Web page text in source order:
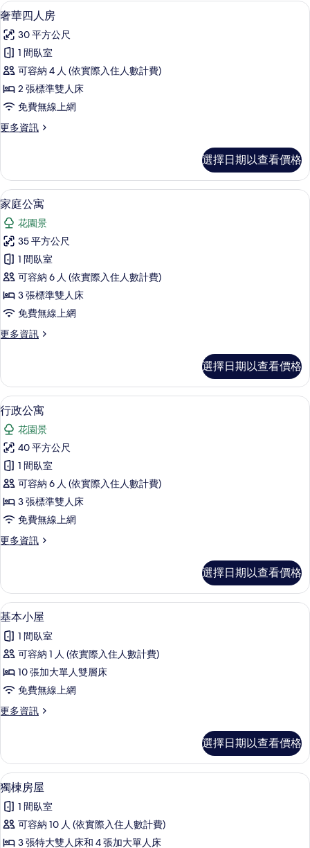
情
顯
示
奢
華
四
人
的
有
相
片
書桌、遮光布/窗簾、免費無線上網、
16
奢華四人房
30 平方公尺
1 間臥室
可容納 4 人 (依實際入住人數計費)
2 張標準雙人床
免費無線上網
更多資訊
更
四
人
房
的
詳
情
選擇日期以查看價格
顯
示
家
庭
公
寓
的
有
片
家庭公寓 | 浴室 | 淋浴設備、免費盥洗
13
家庭公寓
花園景
35 平方公尺
1 間臥室
可容納 6 人 (依實際入住人數計費)
3 張標準雙人床
免費無線上網
更多資訊
更
公
寓
的
詳
情
選擇日期以查看價格
顯
示
行
政
公
寓
的
有
片
行政公寓 | 書桌、遮光布/窗簾、免費
19
行政公寓
花園景
40 平方公尺
1 間臥室
可容納 6 人 (依實際入住人數計費)
3 張標準雙人床
免費無線上網
更多資訊
更
公
寓
的
情
選擇日期以查看價格
顯
示
基
本
小
的
有
相
片
基本小屋 | 書桌、遮光布/窗簾、免費
11
基本小屋
1 間臥室
可容納 1 人 (依實際入住人數計費)
10 張加大單人雙層床
免費無線上網
更多資訊
更
小
屋
的
情
選擇日期以查看價格
顯
示
獨
棟
獨棟房屋 | 書桌、遮光布/窗簾、免費
18
獨棟房屋
1 間臥室
可容納 10 人 (依實際入住人數計費)
3 張特大雙人床和 4 張加大單人床